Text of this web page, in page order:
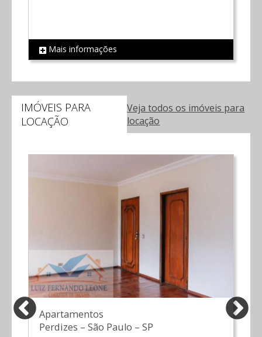
REF 7Mais informações
IMÓVEIS PARA
LOCAÇÃO
Veja todos os imóveis para
locação
Apartamentos
Perdizes – São Paulo – SP